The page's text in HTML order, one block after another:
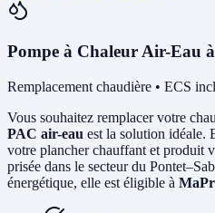
Pompe à Chaleur Air-Eau
Remplacement chaudière • ECS
Vous souhaitez remplacer votre
PAC air-eau est la solution idéale.
votre plancher chauffant et produit
prisée dans le secteur du
énergétique, elle est éligible à